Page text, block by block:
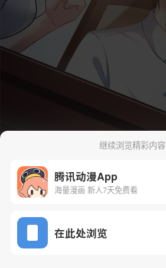
继续浏览精彩内容
腾讯动漫App
海量漫画 新人7天免费看
在此处浏览